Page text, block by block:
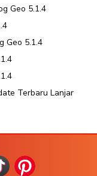
Geo 5.1.4
Geo 5.1.4
Terbaru Lanjar